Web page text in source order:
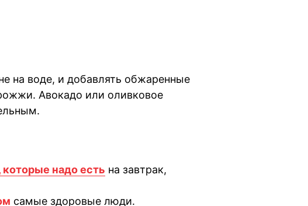
на воде, и добавлять обжаренные
Авокадо или оливковое
надо есть на завтрак,
самые здоровые люди.